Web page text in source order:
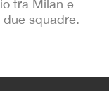
tra Milan e
squadre.